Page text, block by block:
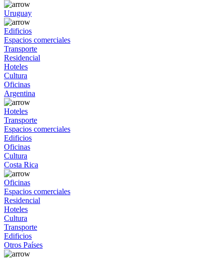
Uruguay
Edificios
Espacios comerciales
Transporte
Residencial
Hoteles
Cultura
Oficinas
Argentina
Hoteles
Transporte
Espacios comerciales
Edificios
Oficinas
Cultura
Costa Rica
Oficinas
Espacios comerciales
Residencial
Hoteles
Cultura
Transporte
Edificios
Otros Países